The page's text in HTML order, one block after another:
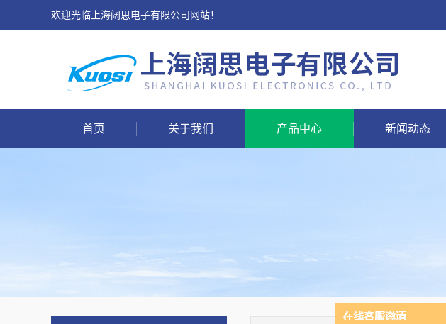
欢迎光临上海阔思电子有限公司网站！
首页 关于我们 产品中心 新闻动态